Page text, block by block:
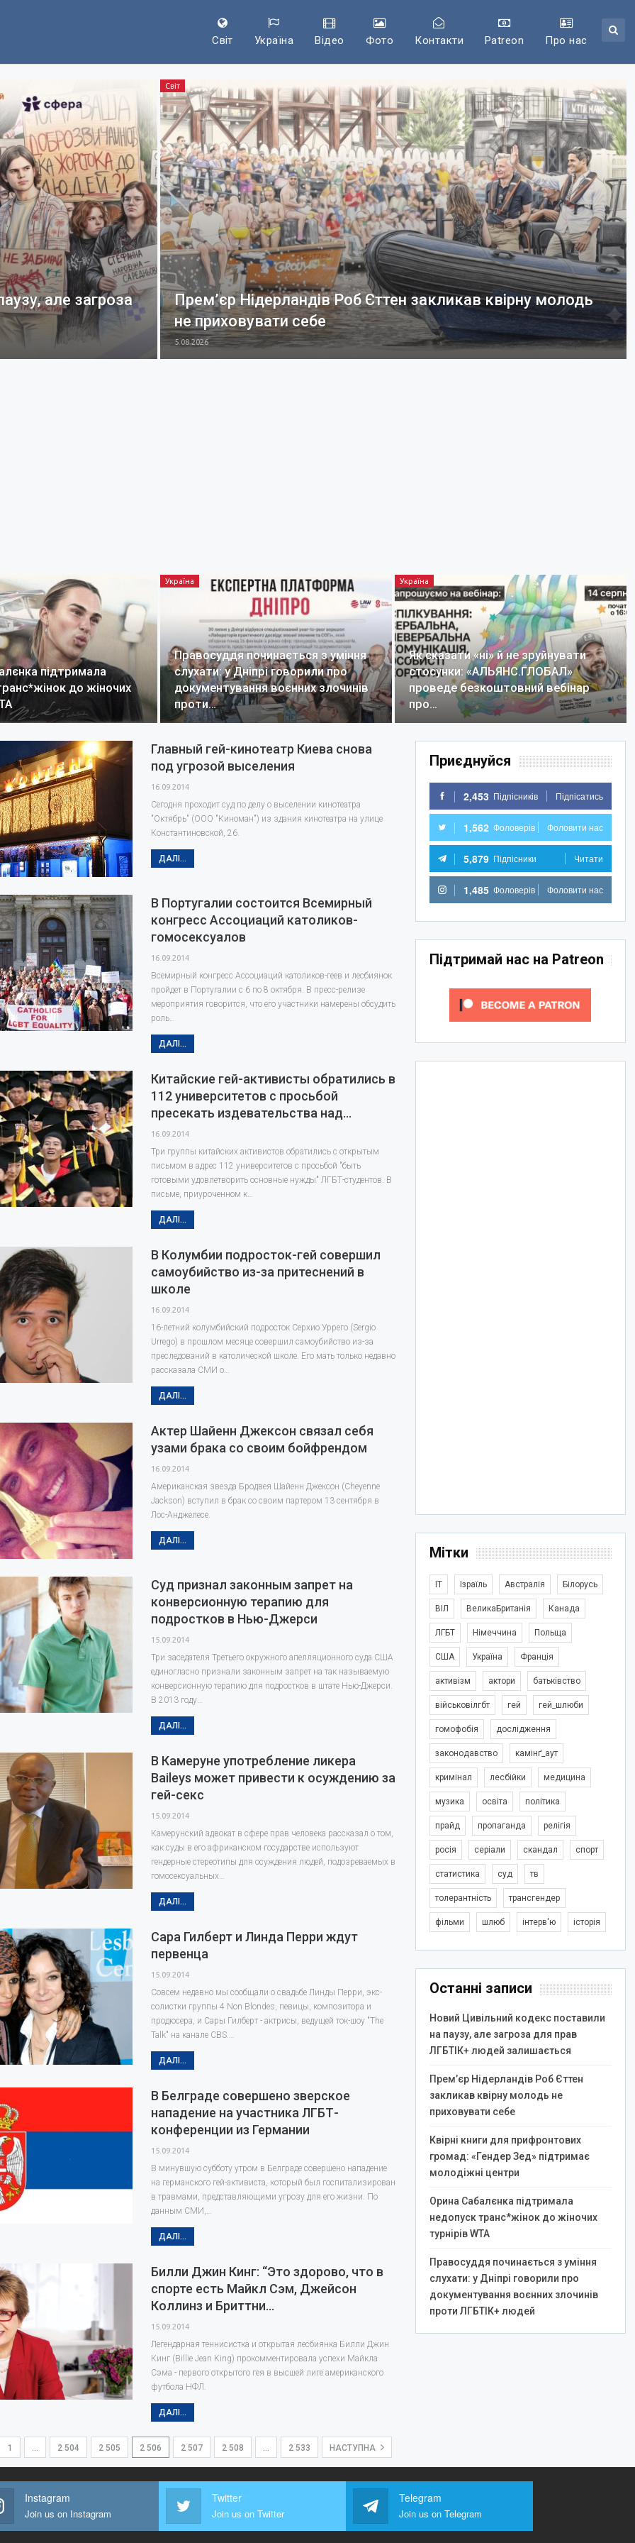
Світ Україна Відео Фото Контакти Patreon Про нас
але загроза
Світ
Прем’єр Нідерландів Роб Єттен закликав квірну молодь
не приховувати себе
5.08.2026
підтримала
до жіночих
Україна
Правосуддя починається з уміння
слухати: у Дніпрі говорили про
документування воєнних злочинів
проти…
Україна
Як сказати «ні» й не зруйнувати
стосунки: «АЛЬЯНС.ГЛОБАЛ»
проведе безкоштовний вебінар
про…
Главный гей-кинотеатр Киева снова
под угрозой выселения
16.09.2014
Сегодня проходит суд по делу о выселении кинотеатра
"Октябрь" (ООО "Киноман") из здания кинотеатра на улице
Константиновской, 26.
ДАЛІ...
В Португалии состоится Всемирный
конгресс Ассоциаций католиков-
гомосексуалов
16.09.2014
Всемирный конгресс Ассоциаций католиков-геев и лесбиянок
пройдет в Португалии с 6 по 8 октября. В пресс-релизе
мероприятия говорится, что его участники намерены обсудить
роль…
ДАЛІ...
Китайские гей-активисты обратились в
112 университетов с просьбой
пресекать издевательства над…
16.09.2014
Три группы китайских активистов обратились с открытым
письмом в адрес 112 университетов с просьбой "быть
готовыми удовлетворить основные нужды" ЛГБТ-студентов. В
письме, приуроченном к…
ДАЛІ...
В Колумбии подросток-гей совершил
самоубийство из-за притеснений в
школе
16.09.2014
16-летний колумбийский подросток Серхио Уррего (Sergio
Urrego) в прошлом месяце совершил самоубийство из-за
преследований в католической школе. Его мать только недавно
рассказала СМИ о…
ДАЛІ...
Актер Шайенн Джексон связал себя
узами брака со своим бойфрендом
16.09.2014
Американская звезда Бродвея Шайенн Джексон (Cheyenne
Jackson) вступил в брак со своим партером 13 сентября в
Лос-Анджелесе.
ДАЛІ...
Суд признал законным запрет на
конверсионную терапию для
подростков в Нью-Джерси
15.09.2014
Три заседателя Третьего окружного апелляционного суда США
единогласно признали законным запрет на так называемую
конверсионную терапию для подростков в штате Нью-Джерси.
В 2013 году…
ДАЛІ...
В Камеруне употребление ликера
Baileys может привести к осуждению за
гей-секс
15.09.2014
Камерунский адвокат в сфере прав человека рассказал о том,
как суды в его африканском государстве используют
гендерные стереотипы для осуждения людей, подозреваемых в
гомосексуальных…
ДАЛІ...
Сара Гилберт и Линда Перри ждут
первенца
15.09.2014
Совсем недавно мы сообщали о свадьбе Линды Перри, экс-
солистки группы 4 Non Blondes, певицы, композитора и
продюсера, и Сары Гилберт - актрисы, ведущей ток-шоу "The
Talk" на канале CBS.…
ДАЛІ...
В Белграде совершено зверское
нападение на участника ЛГБТ-
конференции из Германии
15.09.2014
В минувшую субботу утром в Белграде совершено нападение
на германского гей-активиста, который был госпитализирован
в травмами, представляющими угрозу для его жизни. По
данным СМИ,…
ДАЛІ...
Билли Джин Кинг: “Это здорово, что в
спорте есть Майкл Сэм, Джейсон
Коллинз и Бриттни…
15.09.2014
Легендарная теннисистка и открытая лесбиянка Билли Джин
Кинг (Billie Jean King) прокомментировала успехи Майкла
Сэма - первого открытого гея в высшей лиге американского
футбола НФЛ.
ДАЛІ...
1 … 2 504 2 505 2 506 2 507 2 508 … 2 533 НАСТУПНА
Приєднуйся
2,453 Підпісників Підпісатись
1,562 Фоловерів Фоловити нас
5,879 Підпісники Читати
1,485 Фоловерів Фоловити нас
Підтримай нас на Patreon
Мітки
IT Ізраїль Австралія Білорусь
ВІЛ ВеликаБританія Канада
ЛГБТ Німеччина Польща
США Україна Франція
активізм актори батьківство
військовілгбт гей гей_шлюби
гомофобія дослідження
законодавство камінґ_аут
кримінал лесбійки медицина
музика освіта політика
прайд пропаганда релігія
росія серіали скандал спорт
статистика суд тв
толерантність трансгендер
фільми шлюб інтерв'ю історія
Останні записи
Новий Цивільний кодекс поставили
на паузу, але загроза для прав
ЛГБТІК+ людей залишається
Прем’єр Нідерландів Роб Єттен
закликав квірну молодь не
приховувати себе
Квірні книги для прифронтових
громад: «Гендер Зед» підтримає
молодіжні центри
Орина Сабалєнка підтримала
недопуск транс*жінок до жіночих
турнірів WTA
Правосуддя починається з уміння
слухати: у Дніпрі говорили про
документування воєнних злочинів
проти ЛГБТІК+ людей
Instagram
Join us on Instagram
Twitter
Join us on Twitter
Telegram
Join us on Telegram